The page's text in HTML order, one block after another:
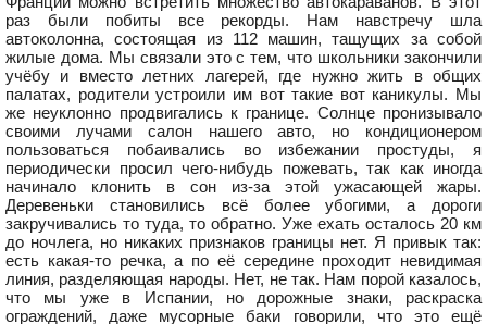
раз были побиты все рекорды. Нам навстречу шла
автоколонна, состоящая из 112 машин, тащущих за собой
жилые дома. Мы связали это с тем, что школьники закончили
учёбу и вместо летних лагерей, где нужно жить в общих
палатах, родители устроили им вот такие вот каникулы. Мы
же неуклонно продвигались к границе. Солнце пронизывало
своими лучами салон нашего авто, но кондиционером
пользоваться побаивались во избежании простуды, я
периодически просил чего-нибудь пожевать, так как иногда
начинало клонить в сон из-за этой ужасающей жары.
Деревеньки становились всё более убогими, а дороги
закручивались то туда, то обратно. Уже ехать осталось 20 км
до ночлега, но никаких признаков границы нет. Я привык так:
есть какая-то речка, а по её середине проходит невидимая
линия, разделяющая народы. Нет, не так. Нам порой казалось,
что мы уже в Испании, но дорожные знаки, раскраска
ограждений, даже мусорные баки говорили, что это ещё